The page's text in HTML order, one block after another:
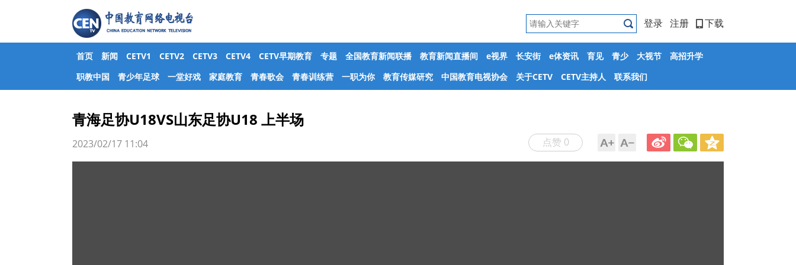
登录 注册 下载
首页 新闻 CETV1 CETV2 CETV3 CETV4 CETV早期教育 专题 全国教育新闻联播 教育新闻直播间 e视界 长安街 e体资讯 育见 青少 大视节
高招升学
职教中国
青少年足球 一堂好戏 家庭教育 青春歌会 青春训练营 一职为你 教育传媒研究 中国教育电视协会 关于CETV CETV主持人 联系我们
青海足协U18VS山东足协U18 上半场
点赞 0
2023/02/17 11:04